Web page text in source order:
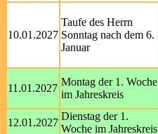
10.01.2027
Taufe des Herrn
Sonntag nach dem 6.
Januar
11.01.2027
Montag der 1. Woche
im Jahreskreis
12.01.2027
Dienstag der 1.
Woche im Jahreskreis